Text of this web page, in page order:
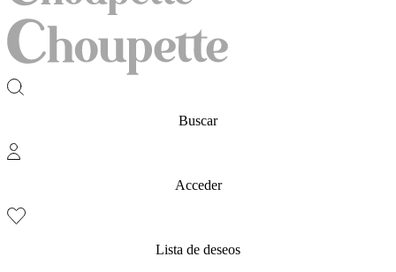
Buscar
Acceder
Lista de deseos